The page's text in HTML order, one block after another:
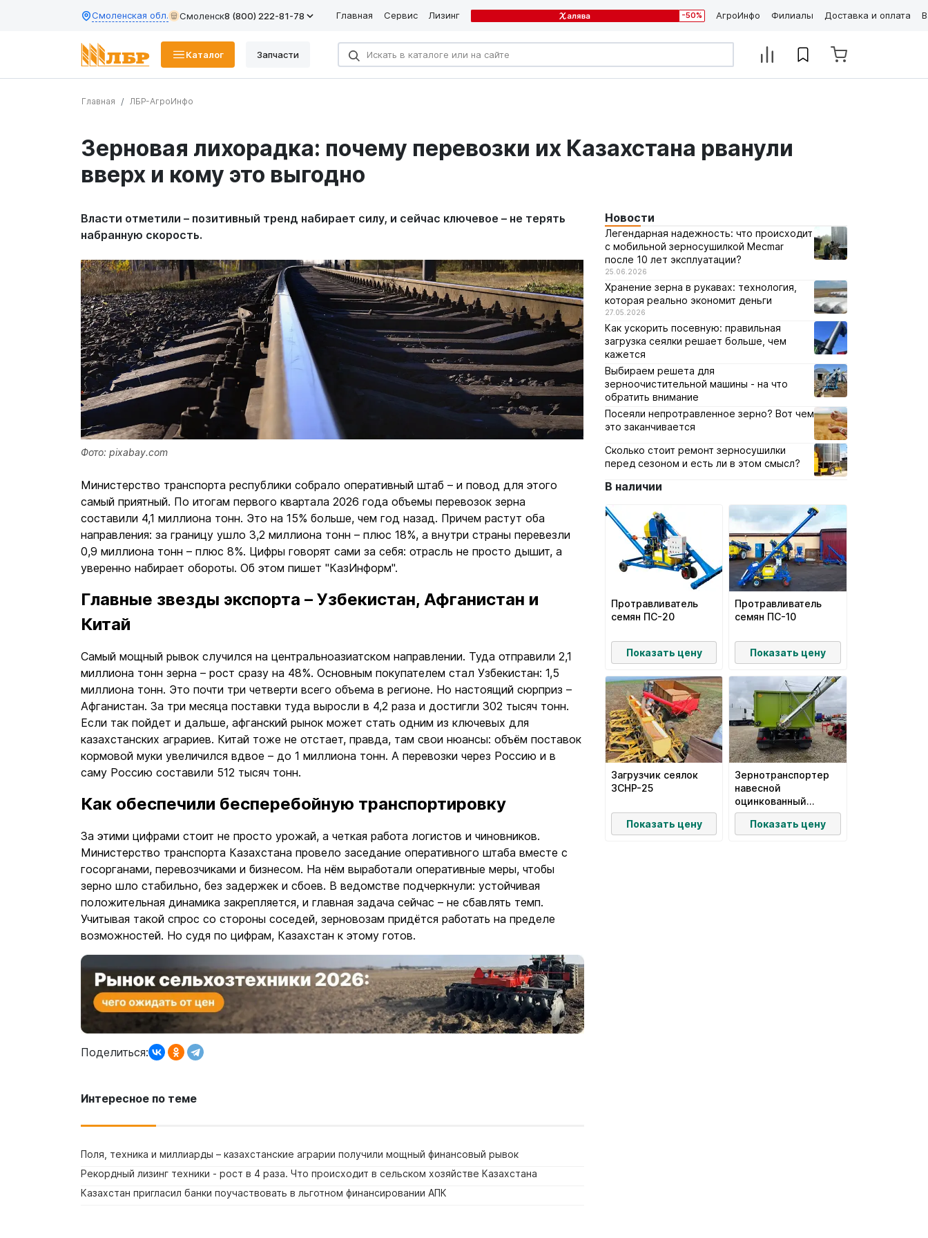
Смоленская обл. Смоленск8 (800) 222-81-78 Главная Сервис Лизинг -50% АгроИнфо Филиалы Доставка и оплата
Каталог Запчасти
Главная ЛБР-АгроИнфо
Зерновая лихорадка: почему перевозки их Казахстана рванули
вверх и кому это выгодно
Власти отметили – позитивный тренд набирает силу, и сейчас ключевое – не терять
набранную скорость.
Фото: pixabay.com
Министерство транспорта республики собрало оперативный штаб – и повод для этого
самый приятный. По итогам первого квартала 2026 года объемы перевозок зерна
составили 4,1 миллиона тонн. Это на 15% больше, чем год назад. Причем растут оба
направления: за границу ушло 3,2 миллиона тонн – плюс 18%, а внутри страны перевезли
0,9 миллиона тонн – плюс 8%. Цифры говорят сами за себя: отрасль не просто дышит, а
уверенно набирает обороты. Об этом пишет "КазИнформ".
Главные звезды экспорта – Узбекистан, Афганистан и
Китай
Самый мощный рывок случился на центральноазиатском направлении. Туда отправили 2,1
миллиона тонн зерна – рост сразу на 48%. Основным покупателем стал Узбекистан: 1,5
миллиона тонн. Это почти три четверти всего объема в регионе. Но настоящий сюрприз –
Афганистан. За три месяца поставки туда выросли в 4,2 раза и достигли 302 тысяч тонн.
Если так пойдет и дальше, афганский рынок может стать одним из ключевых для
казахстанских аграриев. Китай тоже не отстает, правда, там свои нюансы: объём поставок
кормовой муки увеличился вдвое – до 1 миллиона тонн. А перевозки через Россию и в
саму Россию составили 512 тысяч тонн.
Как обеспечили бесперебойную транспортировку
За этими цифрами стоит не просто урожай, а четкая работа логистов и чиновников.
Министерство транспорта Казахстана провело заседание оперативного штаба вместе с
госорганами, перевозчиками и бизнесом. На нём выработали оперативные меры, чтобы
зерно шло стабильно, без задержек и сбоев. В ведомстве подчеркнули: устойчивая
положительная динамика закрепляется, и главная задача сейчас – не сбавлять темп.
Учитывая такой спрос со стороны соседей, зерновозам придётся работать на пределе
возможностей. Но судя по цифрам, Казахстан к этому готов.
Поделиться:
Интересное по теме
Поля, техника и миллиарды – казахстанские аграрии получили мощный финансовый рывок
Рекордный лизинг техники - рост в 4 раза. Что происходит в сельском хозяйстве Казахстана
Казахстан пригласил банки поучаствовать в льготном финансировании АПК
Новости
Легендарная надежность: что происходит
с мобильной зерносушилкой Mecmar
после 10 лет эксплуатации?
25.06.2026
Хранение зерна в рукавах: технология,
которая реально экономит деньги
27.05.2026
Как ускорить посевную: правильная
загрузка сеялки решает больше, чем
кажется
Выбираем решета для
зерноочистительной машины - на что
обратить внимание
Посеяли непротравленное зерно? Вот чем
это заканчивается
Cколько стоит ремонт зерносушилки
перед сезоном и есть ли в этом смысл?
В наличии
Протравливатель
семян ПС-20
Показать цену
Протравливатель
семян ПС-10
Показать цену
Загрузчик сеялок
ЗСНР-25
Показать цену
Зернотранспортер
навесной
оцинкованный
НК220
Показать цену